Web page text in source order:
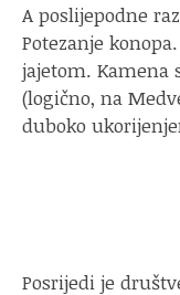
A poslijepodne
Potezanje
jajetom. Kamena
(logično, na
duboko
Posrijedi je